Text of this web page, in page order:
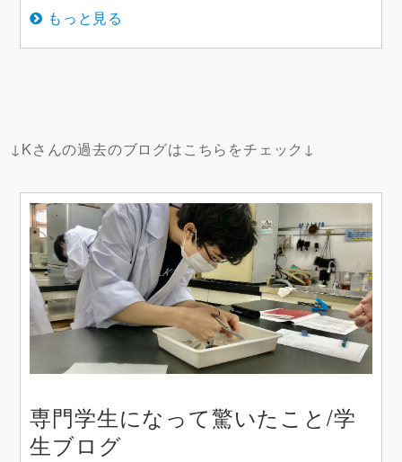
もっと見る
↓Kさんの過去のブログはこちらをチェック↓
専門学生になって驚いたこと/学
生ブログ